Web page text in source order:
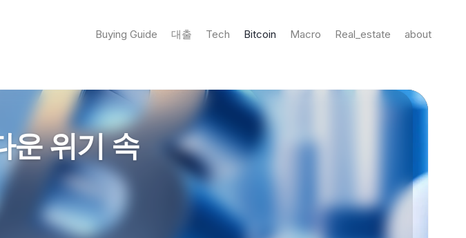
Buying Guide 대출 Tech Bitcoin Macro Real_estate about
운 위기 속